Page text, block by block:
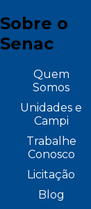
Sobre o
Senac
Quem
Somos
Unidades e
Campi
Trabalhe
Conosco
Licitação
Blog